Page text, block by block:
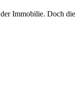
Immobilie. Doch die